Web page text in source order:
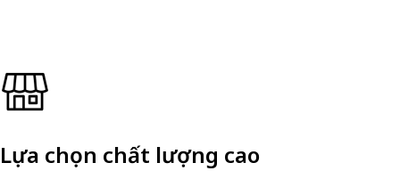
Lựa chọn chất lượng cao